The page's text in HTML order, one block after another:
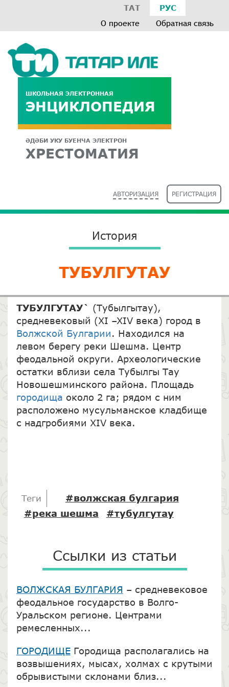
ТАТ РУС
О проекте Обратная связь
ШКОЛЬНАЯ ЭЛЕКТРОННАЯ
ЭНЦИКЛОПЕДИЯ
ӘДӘБИ УКУ БУЕНЧА ЭЛЕКТРОН
ХРЕСТОМАТИЯ
АВТОРИЗАЦИЯ РЕГИСТРАЦИЯ
История
ТУБУЛГУТАУ
ТУБУЛГУТАУ` (Тубылгытау),
средневековый (XI –XIV века) город в
Волжской Булгарии. Находился на
левом берегу реки Шешма. Центр
феодальной округи. Археологические
остатки вблизи села Тубылгы Тау
Новошешминского района. Площадь
городища около 2 га; рядом с ним
расположено мусульманское кладбище
с надгробиями XIV века.
Теги
#волжская булгария
#река шешма
#тубулгутау
Ссылки из статьи
ВОЛЖСКАЯ БУЛГАРИЯ – средневековое
феодальное государство в Волго-
Уральском регионе. Центрами
ремесленных...
ГОРОДИЩЕ Городища располагались на
возвышениях, мысах, холмах с крутыми
обрывистыми склонами близ...